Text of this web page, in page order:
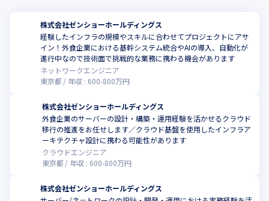
株式会社ゼンショーホールディングス
経験したインフラの規模やスキルに合わせてプロジェクトにアサ
イン！外食企業における基幹システム統合やAIの導入、自動化が
進行中なので技術面で挑戦的な業務に携わる機会があります
ネットワークエンジニア
東京都
年収 : 600-800万円
株式会社ゼンショーホールディングス
外食企業のサーバーの設計・構築・運用経験を活かせるクラウド
移行の推進をお任せします／クラウド基盤を使用したインフラア
ーキテクチャ設計に携わる可能性があります
クラウドエンジニア
東京都
年収 : 600-800万円
株式会社ゼンショーホールディングス